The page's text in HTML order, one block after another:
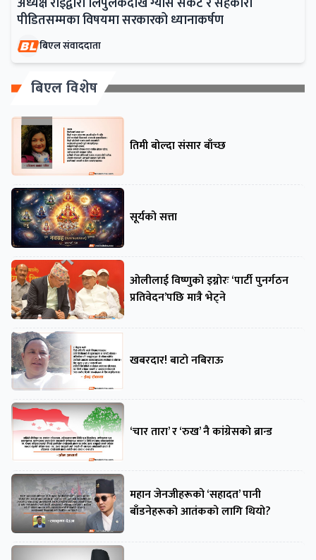
पीडितसम्मका विषयमा सरकारको ध्यानाकर्षण
बिएल संवाददाता
बिएल विशेष
तिमी बोल्दा संसार बाँच्छ
सूर्यको सत्ता
ओलीलाई विष्णुको इग्नोरः ‘पार्टी पुनर्गठन
प्रतिवेदन’पछि मात्रै भेट्ने
खबरदार! बाटो नबिराऊ
‘चार तारा’ र ‘रुख’ नै कांग्रेसको ब्रान्ड
महान जेनजीहरूको ‘सहादत’ पानी
बाँडनेहरूको आतंकको लागि थियो?